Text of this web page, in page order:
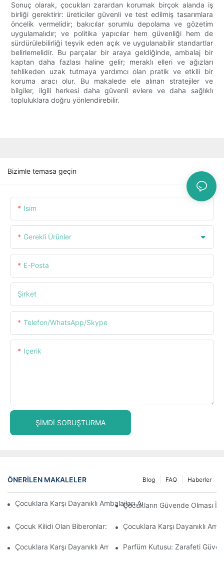
Sonuç olarak, çocukları zarardan korumak birçok alanda iş
birliği gerektirir: üreticiler güvenli ve test edilmiş tasarımlara
öncelik vermelidir; bakıcılar sorumlu depolama ve gözetim
uygulamalıdır; ve politika yapıcılar hem güvenliği hem de
sürdürülebilirliği teşvik eden açık ve uygulanabilir standartlar
belirlemelidir. Bu parçalar bir araya geldiğinde, ambalaj bir
kaptan daha fazlası haline gelir; meraklı elleri ve ağızları
tehlikeden uzak tutmaya yardımcı olan pratik ve etkili bir
koruma aracı olur. Bu makalede ele alınan stratejiler ve
bilgiler, ilgili herkesi daha güvenli evlere ve daha sağlıklı
topluluklara doğru yönlendirebilir.
Bizimle temasa geçin
Isim
Gerekli Ürünler
E-Posta
Şirket
Telefon/WhatsApp/Skype
Içerik
ŞIMDI SORUŞTURMA
ÖNERILEN MAKALELER Haberler
FAQ
Blog
Çocuklara Karşı Dayanıklı Ambalajları Anlamak: Çocuklar İçin
Çocukların Güvende Olması
Çocuk Kilidi Olan Biberonlar: Mevzuata Uygunluk İçin Bilmeniz
Çocuklara Karşı Dayanıklı
Çocuklara Karşı Dayanıklı Ambalaj Çözümlerinin Geleceği
Parfüm Kutusu: Zarafeti